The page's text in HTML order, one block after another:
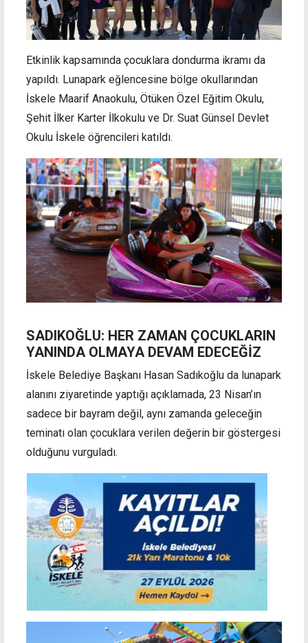
Etkinlik kapsamında çocuklara dondurma ikramı da
yapıldı. Lunapark eğlencesine bölge okullarından
İskele Maarif Anaokulu, Ötüken Özel Eğitim Okulu,
Şehit İlker Karter İlkokulu ve Dr. Suat Günsel Devlet
Okulu İskele öğrencileri katıldı.
SADIKOĞLU: HER ZAMAN ÇOCUKLARIN
YANINDA OLMAYA DEVAM EDECEĞİZ
İskele Belediye Başkanı Hasan Sadıkoğlu da lunapark
alanını ziyaretinde yaptığı açıklamada, 23 Nisan’ın
sadece bir bayram değil, aynı zamanda geleceğin
teminatı olan çocuklara verilen değerin bir göstergesi
olduğunu vurguladı.